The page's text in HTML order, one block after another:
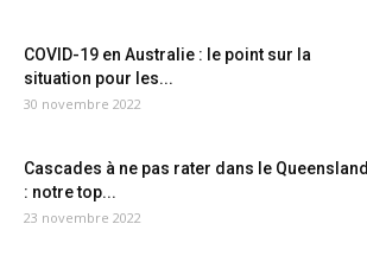
COVID-19 en Australie : le point sur la
situation pour les...
30 novembre 2022
Cascades à ne pas rater dans le Queensland
: notre top...
23 novembre 2022